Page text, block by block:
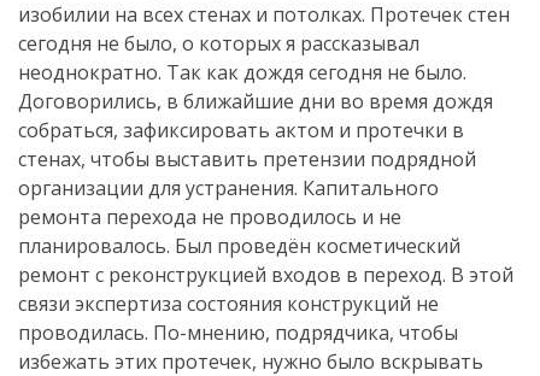
изобилии на всех стенах и потолках. Протечек стен
сегодня не было, о которых я рассказывал
неоднократно. Так как дождя сегодня не было.
Договорились, в ближайшие дни во время дождя
собраться, зафиксировать актом и протечки в
стенах, чтобы выставить претензии подрядной
организации для устранения. Капитального
ремонта перехода не проводилось и не
планировалось. Был проведён косметический
ремонт с реконструкцией входов в переход. В этой
связи экспертиза состояния конструкций не
проводилась. По-мнению, подрядчика, чтобы
избежать этих протечек, нужно было вскрывать